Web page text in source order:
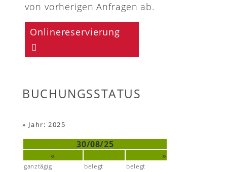
von vorherigen Anfragen ab.
Onlinereservierung
BUCHUNGSSTATUS
» Jahr: 2025
30/08/25
«
»
ganztägig belegt belegt